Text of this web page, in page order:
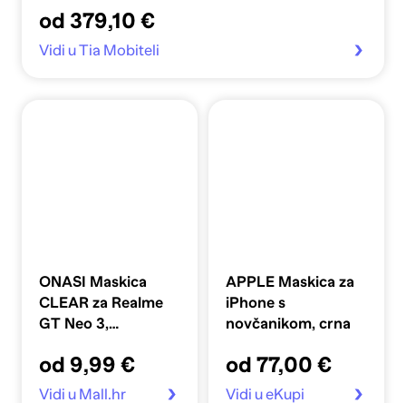
od 379,10 €
Vidi u Tia Mobiteli
ONASI Maskica
CLEAR za Realme
GT Neo 3,
od 9,99 €
Vidi u Mall.hr
APPLE Maskica za
iPhone s
novčanikom, crna
od 77,00 €
Vidi u eKupi